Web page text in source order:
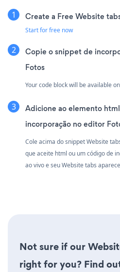
Create a Free Website
Start for free now
Copie o snippet de
Fotos
Your code block will be available
Adicione ao elemento
incorporação no editor
Cole acima do snippet Website
que aceite html ou um código de
ao vivo e seu Website tabs
Not sure if our
right for you? Find